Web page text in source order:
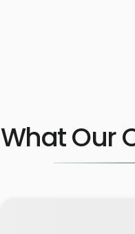
What Our